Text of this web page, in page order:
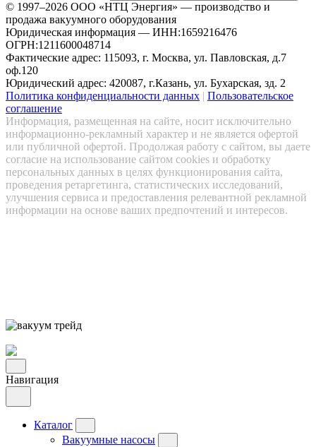
© 1997–2026 ООО «НТЦ Энергия» — производство и
продажа вакуумного оборудования
Юридическая информация — ИНН:1659216476
ОГРН:1211600048714
Фактические адрес: 115093, г. Москва, ул. Павловская, д.7
оф.120
Юридический адрес: 420087, г.Казань, ул. Бухарская, зд. 2
Политика конфиденциальности данных | Пользовательское
соглашение
Информация, размещенная на сайте, носит исключительно
информационно-рекламный характер и не является офертой
или публичной офертой. Продолжая работу с сайтом, вы даете
согласие на использование сайтом cookies и обработку
персональных данных в целях функционирования сайта,
проведения ретаргетинга, статистических исследований,
улучшения сервиса и предоставления релевантной рекламной
информации на основе ваших предпочтений и интересов.
Навигация
Каталог
Вакуумные насосы